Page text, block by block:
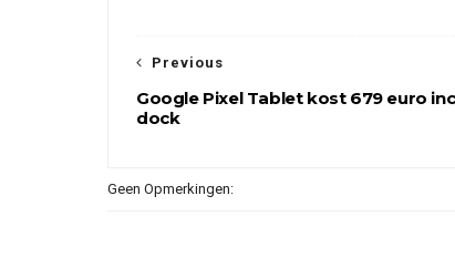
Previous
Google Pixel Tablet kost 679 euro
dock
Geen Opmerkingen: